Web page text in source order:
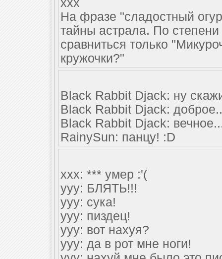
xxx
На фразе "сладостный
тайны астрала. По
сравниться только
кружочки?"
Black Rabbit Djack: ну
Black Rabbit Djack:
Black Rabbit Djack:
RainySun: панцу! :D
xxx: *** умер :'(
yyy: БЛЯТЬ!!!
yyy: сука!
yyy: пиздец!
yyy: вот нахуя?
yyy: да в рот мне ноги!